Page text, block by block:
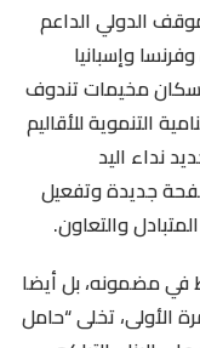
الدولي الداعم
وإسبانيا
سكان مخيمات تندوف
التنموية للأقاليم
نداء اليد
جديدة وتفعيل
والتعاون.
في مضمونه، بل أيضا
الأولى، تخلى “حامل